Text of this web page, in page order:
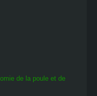
de la poule et de